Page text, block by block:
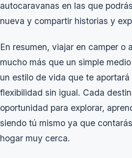
autocaravanas en las que
nueva y compartir historias y
En resumen, viajar en camper o
mucho más que un simple
un estilo de vida que te
flexibilidad sin igual. Cada
oportunidad para explorar,
siendo tú mismo ya que
hogar muy cerca.